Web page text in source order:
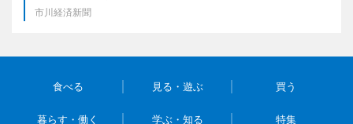
市川経済新聞
食べる 見る・遊ぶ 買う
暮らす・働く 学ぶ・知る 特集